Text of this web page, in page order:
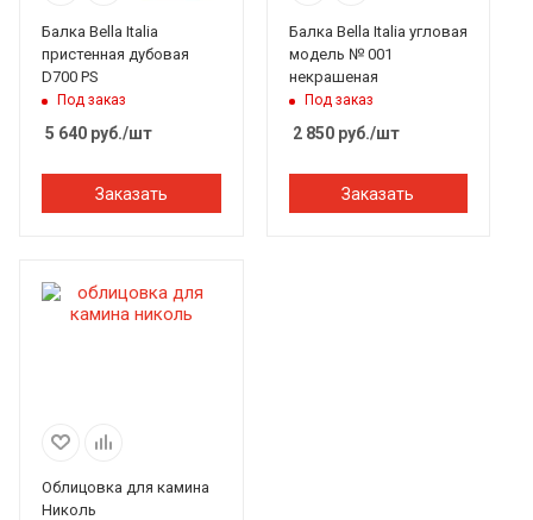
Балка Bella Italia
пристенная дубовая
D700 PS
Под заказ
5 640 руб./шт
Заказать
Балка Bella Italia угловая
модель № 001
некрашеная
Под заказ
2 850руб./шт
Заказать
Облицовка для камина
Николь